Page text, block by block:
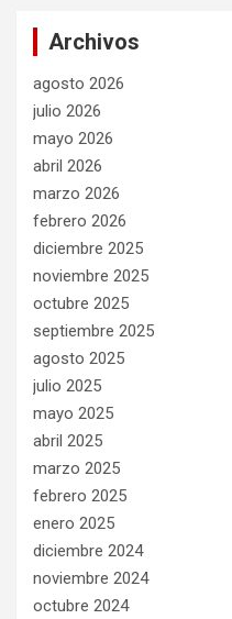
Archivos
agosto 2026
julio 2026
mayo 2026
abril 2026
marzo 2026
febrero 2026
diciembre 2025
noviembre 2025
octubre 2025
septiembre 2025
agosto 2025
julio 2025
mayo 2025
abril 2025
marzo 2025
febrero 2025
enero 2025
diciembre 2024
noviembre 2024
octubre 2024